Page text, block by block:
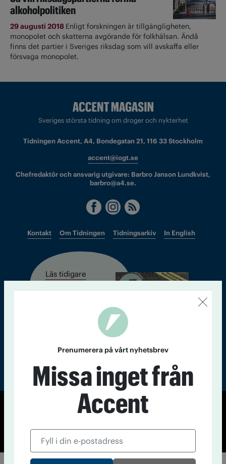
alkoholpolitiken
29 augusti 2018 Enligt forskningen är tillgängligheten,
monopolet och skatterna avgörande för folkhälsan. Ändå
finns det partier i Sveriges riksdag som vill avskaffa eller
försvaga monopolet.
Sveriges största tidning om droger och nykterhet
Tidningen Accent, A4, Bondegatan 21, 116 33 Stockholm
accent@iogt.se
Chefredaktör och ansvarig utgivare: Barbro Janson Lundkvist,
barbro@a4.se.
Kontakt Om Tidningen Tidningsarkiv In English
Läs tidigare
© Tidningen Accent 2026
Cookiepolicy
Personuppgiftspolicy
Prenumerera på vårt nyhetsbrev
Missa inget från
Accent